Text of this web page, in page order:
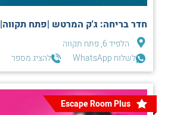
חדר בריחה: ג'ק המרטש |פתח תקווה|
הלפיד 6, פתח תקווה
לשלוח WhatsApp
להציג מספר
Escape Room Plus